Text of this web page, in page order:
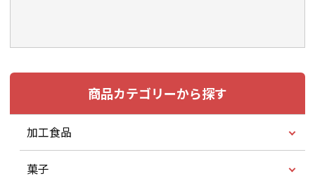
商品カテゴリーから探す
加工食品
菓子